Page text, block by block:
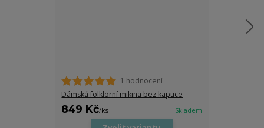
1 hodnocení
Dámská folklorní mikina bez kapuce
849 Kč/ks Skladem